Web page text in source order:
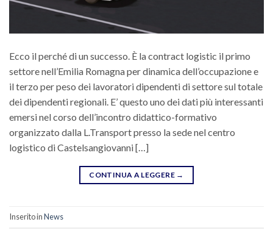
Ecco il perché di un successo. È la contract logistic il primo
settore nell’Emilia Romagna per dinamica dell’occupazione e
il terzo per peso dei lavoratori dipendenti di settore sul totale
dei dipendenti regionali. E’ questo uno dei dati più interessanti
emersi nel corso dell’incontro didattico-formativo
organizzato dalla L.Transport presso la sede nel centro
logistico di Castelsangiovanni […]
CONTINUA A LEGGERE →
Inserito inNews